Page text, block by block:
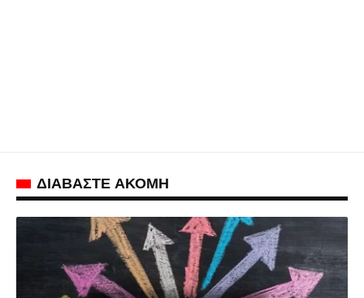
ΔΙΑΒΑΣΤΕ ΑΚΟΜΗ